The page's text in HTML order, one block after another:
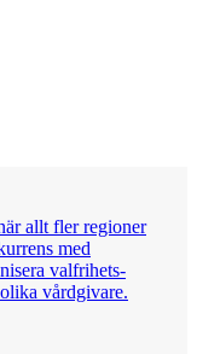
allt fler ­regioner
med
valfrihets­
vårdgivare.